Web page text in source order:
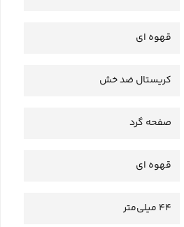
قهوه ای
کریستال ضد خش
صفحه گرد
قهوه ای
44 میلی‌متر